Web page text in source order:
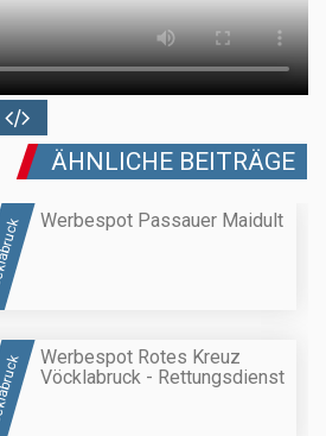
ÄHNLICHE BEITRÄGE
Werbespot Passauer Maidult
Werbespot Rotes Kreuz
Vöcklabruck - Rettungsdienst